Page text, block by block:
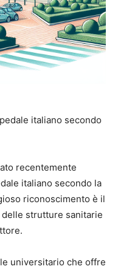
italiano secondo
recentemente
italiano secondo la
riconoscimento è il
delle strutture sanitarie
universitario che offre